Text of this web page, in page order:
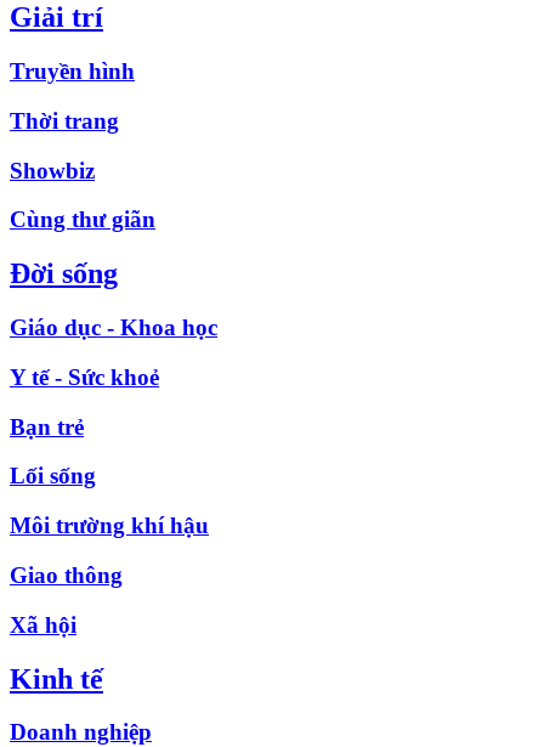
Giải trí
Truyền hình
Thời trang
Showbiz
Cùng thư giãn
Đời sống
Giáo dục - Khoa học
Y tế - Sức khoẻ
Bạn trẻ
Lối sống
Môi trường khí hậu
Giao thông
Xã hội
Kinh tế
Doanh nghiệp